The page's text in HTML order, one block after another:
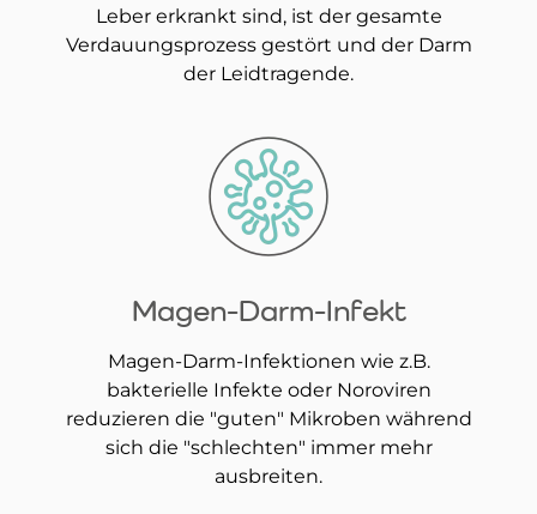
Leber erkrankt sind, ist der gesamte
Verdauungsprozess gestört und der Darm
der Leidtragende.
Magen-Darm-Infekt
Magen-Darm-Infektionen wie z.B.
bakterielle Infekte oder Noroviren
reduzieren die "guten" Mikroben während
sich die "schlechten" immer mehr
ausbreiten.